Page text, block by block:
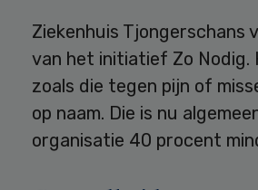
Ziekenhuis Tjongerschans
van het initiatief Zo Nodig.
zoals die tegen pijn of
op naam. Die is nu
organisatie 40 procent